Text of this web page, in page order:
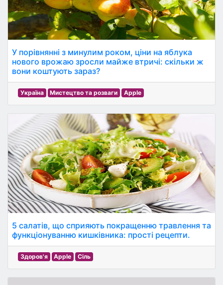
У порівнянні з минулим роком, ціни на яблука
нового врожаю зросли майже втричі: скільки ж
вони коштують зараз?
Україна Мистецтво та розваги Apple
5 салатів, що сприяють покращенню травлення та
функціонуванню кишківника: прості рецепти.
Здоров'я Apple Сіль